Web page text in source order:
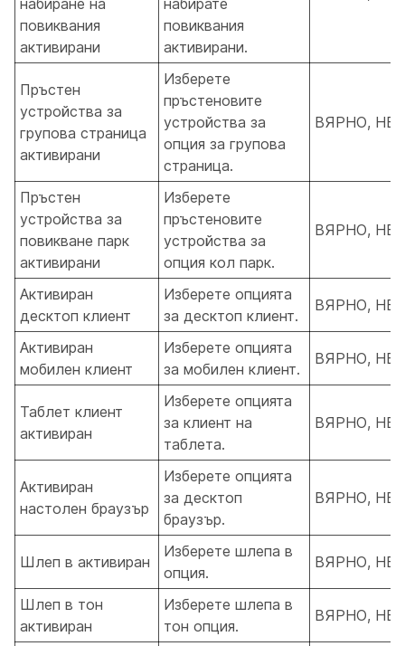
набиране на
повиквания
активирани
набирате
повиквания
активирани.
Пръстен
устройства за
групова страница
активирани
Изберете
пръстеновите
устройства за
опция за групова
страница.
ВЯРНО,
Пръстен
устройства за
повикване парк
активирани
Изберете
пръстеновите
устройства за
опция кол парк.
ВЯРНО,
Активиран
десктоп клиент
Изберете опцията
за десктоп клиент.
ВЯРНО,
Активиран
мобилен клиент
Изберете опцията
за мобилен клиент.
ВЯРНО,
Таблет клиент
активиран
Изберете опцията
за клиент на
таблета.
ВЯРНО,
Активиран
настолен браузър
Изберете опцията
за десктоп
браузър.
ВЯРНО,
Шлеп в активиран
Изберете шлепа в
опция.
ВЯРНО,
Шлеп в тон
активиран
Изберете шлепа в
тон опция.
ВЯРНО,